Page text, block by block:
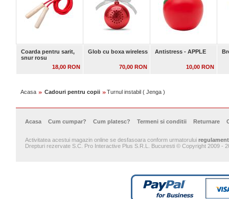
Coarda pentru sarit,
snur rosu
18,00 RON
Glob cu boxa wireless
70,00 RON
Antistress - APPLE
10,00 RON
Acasa Cadouri pentru copii Turnul instabil ( Jenga )
Acasa Cum cumpar? Cum platesc? Termeni si conditii Returnare
Activitatea acestui magazin online se desfasoara conform urmatorului regulament
Drepturi rezervate S.C. Pro Interactive Plus S.R.L. Bucuresti © Copyright 2009 -